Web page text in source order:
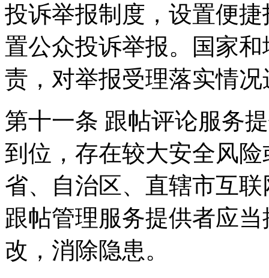
投诉举报制度，设置便
置公众投诉举报。国家
责，对举报受理落实情
第十一条 跟帖评论服务
到位，存在较大安全风
省、自治区、直辖市互
跟帖管理服务提供者应
改，消除隐患。